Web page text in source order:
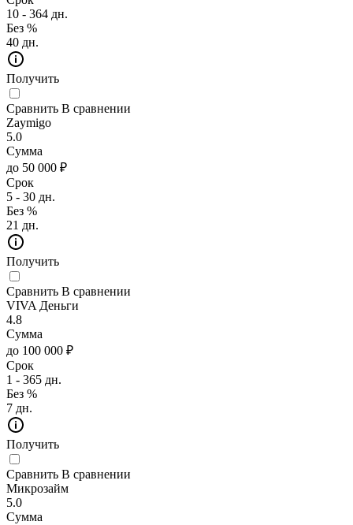
10 - 364 дн.
Без %
40 дн.
Получить
Сравнить В сравнении
Zaymigo
5.0
Сумма
до 50 000 ₽
Срок
5 - 30 дн.
Без %
21 дн.
Получить
Сравнить В сравнении
VIVA Деньги
4.8
Сумма
до 100 000 ₽
Срок
1 - 365 дн.
Без %
7 дн.
Получить
Сравнить В сравнении
Микрозайм
5.0
Сумма